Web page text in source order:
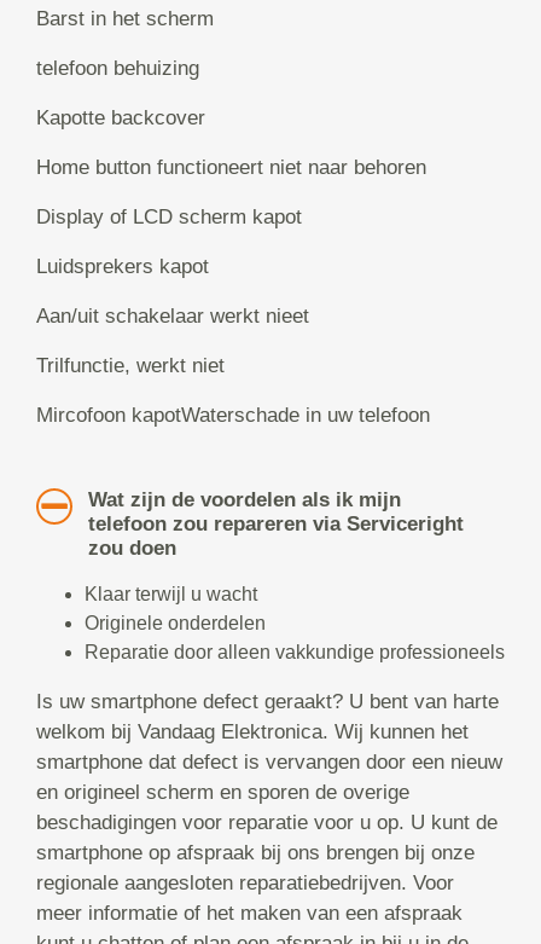
Barst in het scherm
telefoon behuizing
Kapotte backcover
Home button functioneert niet naar behoren
Display of LCD scherm kapot
Luidsprekers kapot
Aan/uit schakelaar werkt nieet
Trilfunctie, werkt niet
Mircofoon kapotWaterschade in uw telefoon
Wat zijn de voordelen als ik mijn
telefoon zou repareren via Serviceright
zou doen
Klaar terwijl u wacht
Originele onderdelen
Reparatie door alleen vakkundige professioneels
Is uw smartphone defect geraakt? U bent van harte
welkom bij Vandaag Elektronica. Wij kunnen het
smartphone dat defect is vervangen door een nieuw
en origineel scherm en sporen de overige
beschadigingen voor reparatie voor u op. U kunt de
smartphone op afspraak bij ons brengen bij onze
regionale aangesloten reparatiebedrijven. Voor
meer informatie of het maken van een afspraak